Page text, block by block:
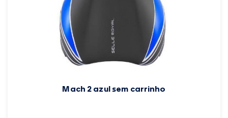
Mach 2 azul sem carrinho